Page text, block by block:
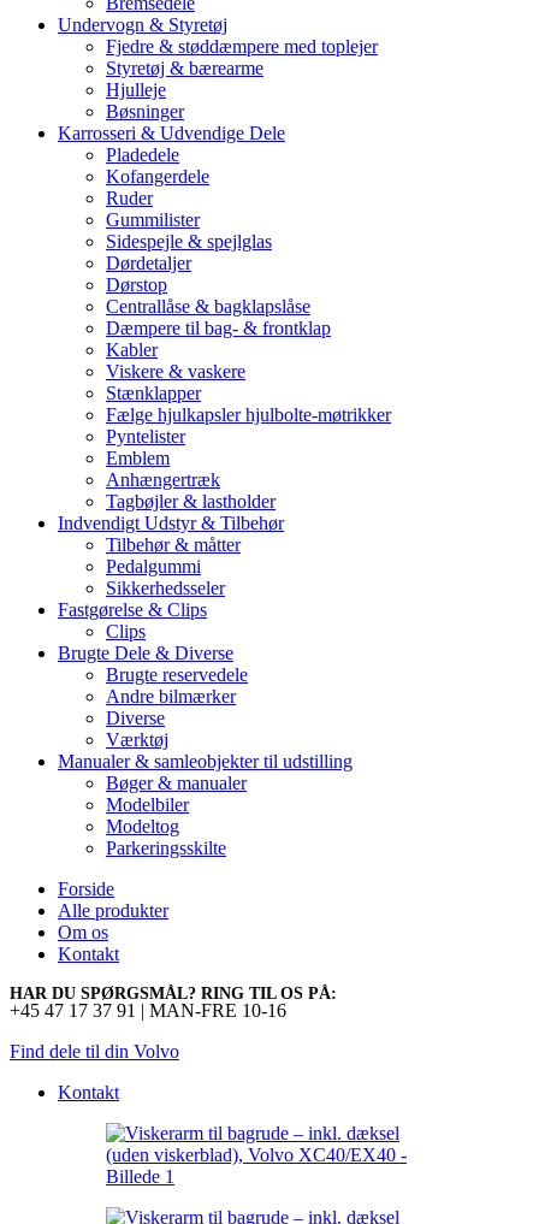
Undervogn & Styretøj
Fjedre & støddæmpere med toplejer
Styretøj & bærearme
Hjulleje
Bøsninger
Karrosseri & Udvendige Dele
Pladedele
Kofangerdele
Ruder
Gummilister
Sidespejle & spejlglas
Dørdetaljer
Dørstop
Centrallåse & bagklapslåse
Dæmpere til bag- & frontklap
Kabler
Viskere & vaskere
Stænklapper
Fælge hjulkapsler hjulbolte-møtrikker
Pyntelister
Emblem
Anhængertræk
Tagbøjler & lastholder
Indvendigt Udstyr & Tilbehør
Tilbehør & måtter
Pedalgummi
Sikkerhedsseler
Fastgørelse & Clips
Clips
Brugte Dele & Diverse
Brugte reservedele
Andre bilmærker
Diverse
Værktøj
Manualer & samleobjekter til udstilling
Bøger & manualer
Modelbiler
Modeltog
Parkeringsskilte
Forside
Alle produkter
Om os
Kontakt
HAR DU SPØRGSMÅL? RING TIL OS PÅ:
+45 47 17 37 91 | MAN-FRE 10-16
Find dele til din Volvo
Kontakt